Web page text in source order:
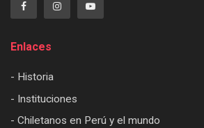
Enlaces
- Historia
- Instituciones
- Chiletanos en Perú y el mundo